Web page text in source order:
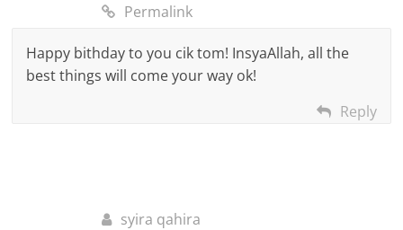
Permalink
Happy bithday to you cik tom! InsyaAllah, all the
best things will come your way ok!
Reply
syira qahira